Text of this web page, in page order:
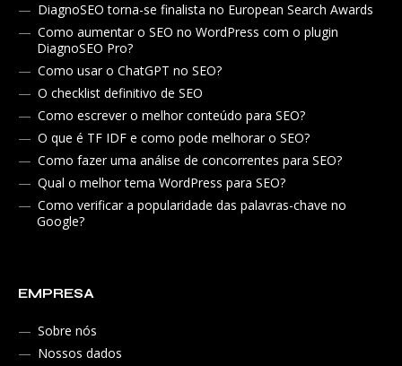
DiagnoSEO torna-se finalista no European Search Awards
Como aumentar o SEO no WordPress com o plugin
DiagnoSEO Pro?
Como usar o ChatGPT no SEO?
O checklist definitivo de SEO
Como escrever o melhor conteúdo para SEO?
O que é TF IDF e como pode melhorar o SEO?
Como fazer uma análise de concorrentes para SEO?
Qual o melhor tema WordPress para SEO?
Como verificar a popularidade das palavras-chave no
Google?
EMPRESA
Sobre nós
Nossos dados